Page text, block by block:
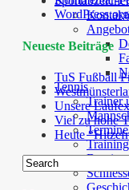
Tennis
Trainer
WordPress.org
Neueste Beiträge
TuS Fußball
Unsere
Viel zu hohe
Heute